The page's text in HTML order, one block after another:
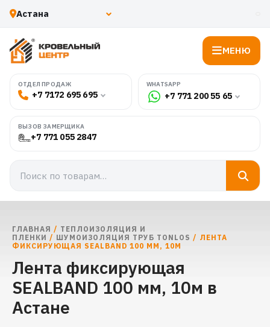
МЕНЮ
ОТДЕЛ ПРОДАЖ
+7 7172 695 695
WHATSAPP
+7 771 200 55 65
ВЫЗОВ ЗАМЕРЩИКА
+7 771 055 2847
ГЛАВНАЯ / ТЕПЛОИЗОЛЯЦИЯ И
ПЛЕНКИ / ШУМОИЗОЛЯЦИЯ ТРУБ TONLOS / ЛЕНТА
ФИКСИРУЮЩАЯ SEALBAND 100 ММ, 10М
Лента фиксирующая
SEALBAND 100 мм, 10м в
Астане